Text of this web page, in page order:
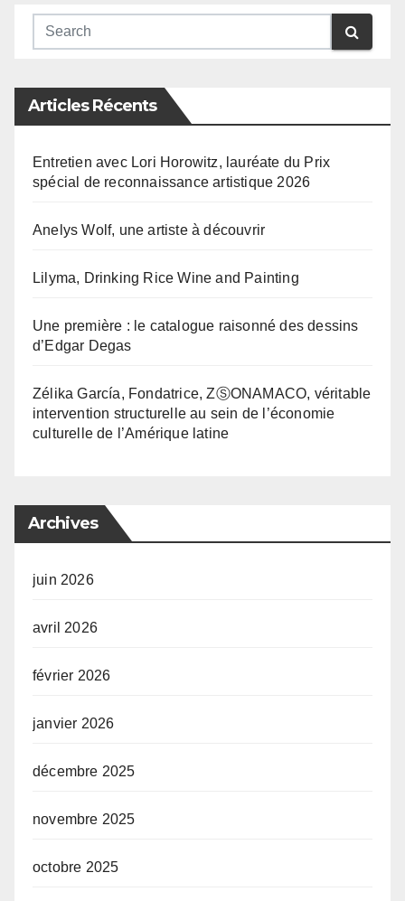
Articles Récents
Entretien avec Lori Horowitz, lauréate du Prix
spécial de reconnaissance artistique 2026
Anelys Wolf, une artiste à découvrir
Lilyma, Drinking Rice Wine and Painting
Une première : le catalogue raisonné des dessins
d’Edgar Degas
Zélika García, Fondatrice, ZⓈONAMACO, véritable
intervention structurelle au sein de l’économie
culturelle de l’Amérique latine
Archives
juin 2026
avril 2026
février 2026
janvier 2026
décembre 2025
novembre 2025
octobre 2025